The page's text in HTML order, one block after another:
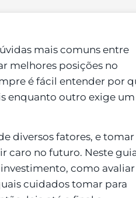
mais comuns entre
melhores posições no
é fácil entender por
enquanto outro exige um
diversos fatores, e tomar
caro no futuro. Neste
como avaliar
cuidados tomar para